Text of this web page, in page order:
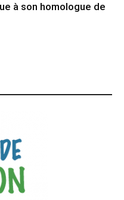
à son homologue de